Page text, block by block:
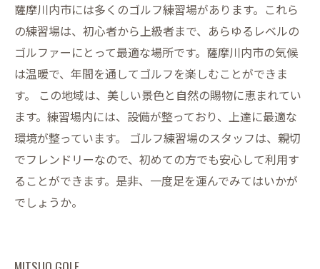
薩摩川内市には多くのゴルフ練習場があります。これら
の練習場は、初心者から上級者まで、あらゆるレベルの
ゴルファーにとって最適な場所です。薩摩川内市の気候
は温暖で、年間を通してゴルフを楽しむことができま
す。 この地域は、美しい景色と自然の賜物に恵まれてい
ます。練習場内には、設備が整っており、上達に最適な
環境が整っています。 ゴルフ練習場のスタッフは、親切
でフレンドリーなので、初めての方でも安心して利用す
ることができます。是非、一度足を運んでみてはいかが
でしょうか。